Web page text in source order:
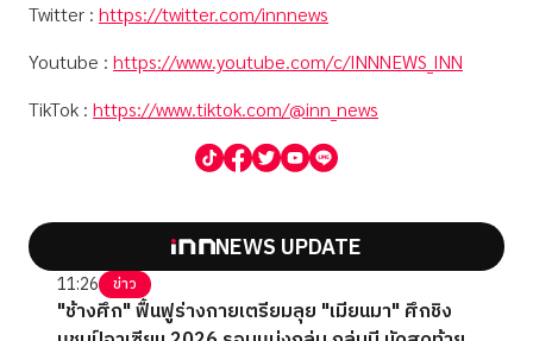
Twitter : https://twitter.com/innnews
Youtube : https://www.youtube.com/c/INNNEWS_INN
TikTok : https://www.tiktok.com/@inn_news
NEWS UPDATE
11:26 ข่าว
"ช้างศึก" ฟื้นฟูร่างกายเตรียมลุย "เมียนมา" ศึกชิง